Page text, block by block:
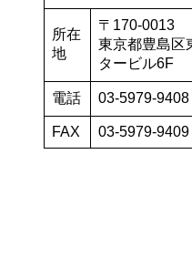
所在
地
〒170-0013
東京都豊島区
タービル6F
電話 03-5979-9408
FAX 03-5979-9409